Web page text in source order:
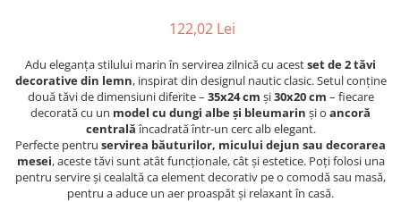
122,02 Lei
Adu eleganța stilului marin în servirea zilnică cu acestset de 2 tăvi
decorative din lemn, inspirat din designul nautic clasic. Setul conține
două tăvi de dimensiuni diferite – 35x24 cm și30x20 cm – fiecare
decorată cu un model cu dungi albe și bleumarin și o ancoră
centralăîncadrată într-un cerc alb elegant.
Perfecte pentru servirea băuturilor, micului dejun sau decorarea
mesei, aceste tăvi sunt atât funcționale, cât și estetice. Poți folosi una
pentru servire și cealaltă ca element decorativ pe o comodă sau masă,
pentru a aduce un aer proaspăt și relaxant în casă.